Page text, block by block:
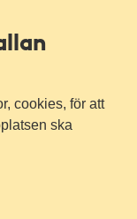
cookies, för att
ska